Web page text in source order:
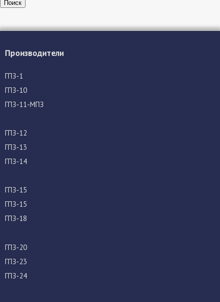
Поиск
Производители
ГПЗ-1
ГПЗ-10
ГПЗ-11-МПЗ
ГПЗ-12
ГПЗ-13
ГПЗ-14
ГПЗ-15
ГПЗ-15
ГПЗ-18
ГПЗ-20
ГПЗ-23
ГПЗ-24